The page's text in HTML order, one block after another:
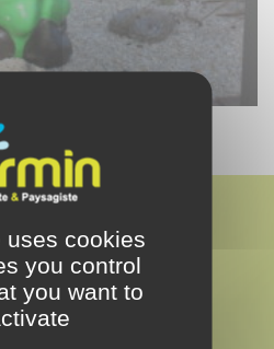
uses cookies
you control
you want to